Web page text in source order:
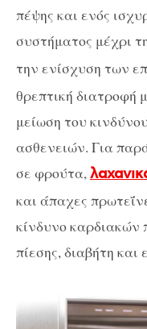
πέψης και ενός
συστήματος μέχρι
την ενίσχυση των
θρεπτική διατροφή
μείωση του
ασθενειών. Για
σε φρούτα,
και άπαχες
κίνδυνο καρδιακών
πίεσης, διαβήτη και